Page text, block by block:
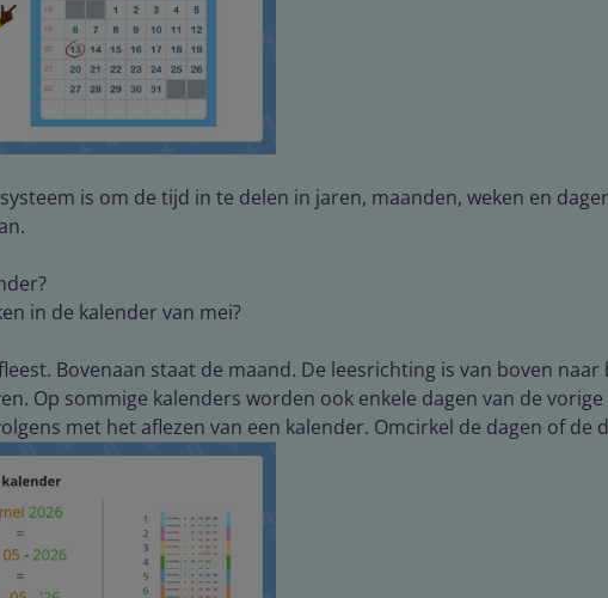
is om de tijd in te delen in jaren, maanden, weken en
in de kalender van mei?
Bovenaan staat de maand. De leesrichting is van boven
Op sommige kalenders worden ook enkele dagen van de
met het aflezen van een kalender. Omcirkel de dagen of